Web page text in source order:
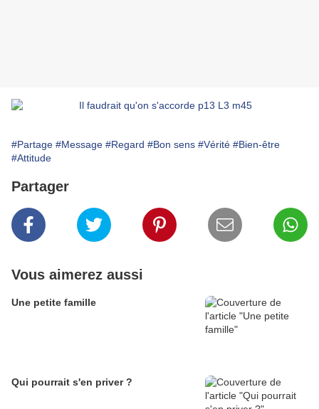
#Partage #Message #Regard #Bon sens #Vérité #Bien-être
#Attitude
Partager
Vous aimerez aussi
Une petite famille
Qui pourrait s'en priver ?